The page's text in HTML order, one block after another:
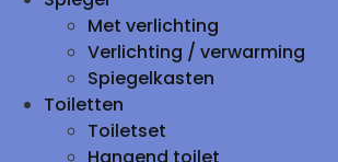
Met verlichting
Verlichting / verwarming
Spiegelkasten
Toiletten
Toiletset
Hangend toilet